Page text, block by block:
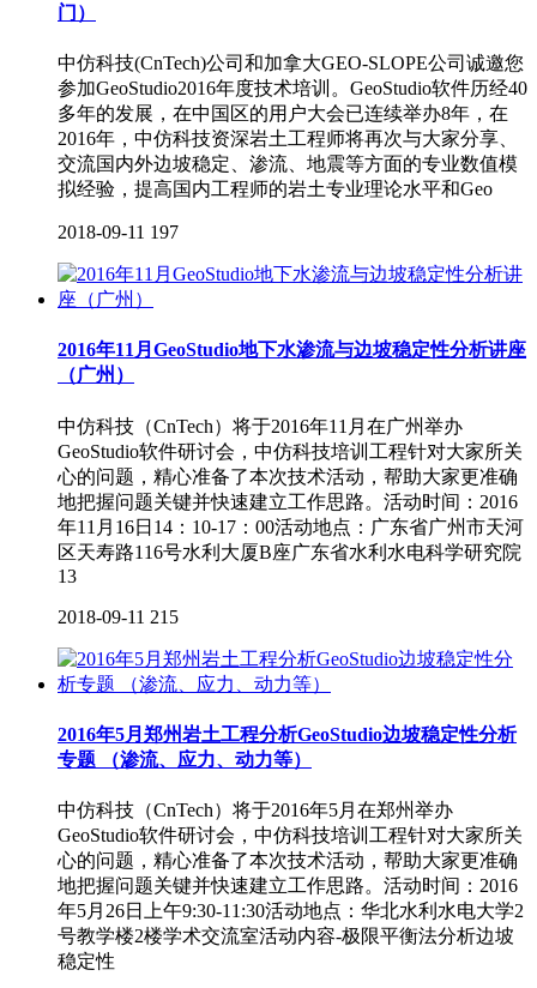
门）
中仿科技(CnTech)公司和加拿大GEO-SLOPE公司诚邀您
参加GeoStudio2016年度技术培训。GeoStudio软件历经40
多年的发展，在中国区的用户大会已连续举办8年，在
2016年，中仿科技资深岩土工程师将再次与大家分享、
交流国内外边坡稳定、渗流、地震等方面的专业数值模
拟经验，提高国内工程师的岩土专业理论水平和Geo
2018-09-11 197
2016年11月GeoStudio地下水渗流与边坡稳定性分析讲座
（广州）
中仿科技（CnTech）将于2016年11月在广州举办
GeoStudio软件研讨会，中仿科技培训工程针对大家所关
心的问题，精心准备了本次技术活动，帮助大家更准确
地把握问题关键并快速建立工作思路。活动时间：2016
年11月16日14：10-17：00活动地点：广东省广州市天河
区天寿路116号水利大厦B座广东省水利水电科学研究院
13
2018-09-11 215
2016年5月郑州岩土工程分析GeoStudio边坡稳定性分析
专题 （渗流、应力、动力等）
中仿科技（CnTech）将于2016年5月在郑州举办
GeoStudio软件研讨会，中仿科技培训工程针对大家所关
心的问题，精心准备了本次技术活动，帮助大家更准确
地把握问题关键并快速建立工作思路。活动时间：2016
年5月26日上午9:30-11:30活动地点：华北水利水电大学2
号教学楼2楼学术交流室活动内容-极限平衡法分析边坡
稳定性